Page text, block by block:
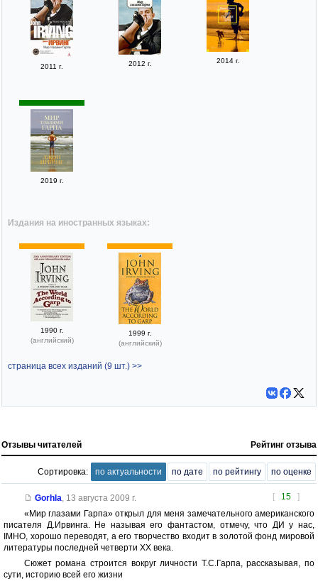
2011 г. 2012 г. 2014 г.
2019 г.
Издания на иностранных языках:
1990 г.
(английский)
1999 г.
(английский)
страница всех изданий (9 шт.) >>
Отзывы читателей Рейтинг отзыва
Сортировка: по актуальности по дате по рейтингу по оценке
[ 15 ]
Gorhla 13 августа 2009 г.
«Мир глазами Гарпа» открыл для меня замечательного американского
писателя Д.Ирвинга. Не называя его фантастом, отмечу, что ДИ у нас,
IMHO, хорошо переводят, а его творчество входит в золотой фонд мировой
литературы последней четверти ХХ века.
Сюжет романа строится вокруг личности Т.С.Гарпа, рассказывая, по
сути, историю всей его жизни